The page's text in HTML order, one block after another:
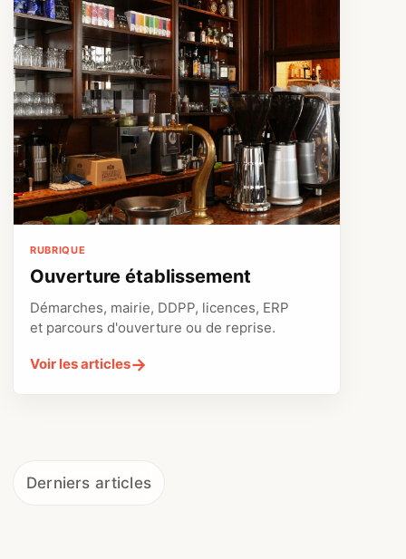
RUBRIQUE
Ouverture établissement
Démarches, mairie, DDPP, licences, ERP
et parcours d'ouverture ou de reprise.
Voir les articles→
Derniers articles